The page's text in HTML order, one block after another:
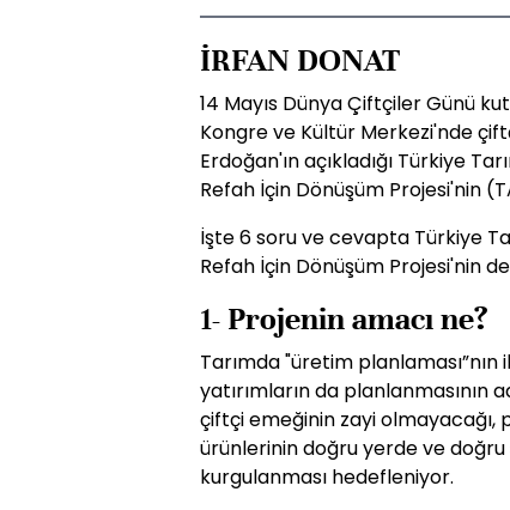
İRFAN DONAT
14 Mayıs Dünya Çiftçiler Günü
Kongre ve Kültür Merkezi'nde
Erdoğan'ın açıkladığı Türkiye
Refah İçin Dönüşüm Projesi'nin
İşte 6 soru ve cevapta Türkiye
Refah İçin Dönüşüm Projesi'nin
1- Projenin amacı ne?
Tarımda "üretim
yatırımların da planlanmasının
çiftçi emeğinin zayi olmayacağı,
ürünlerinin doğru yerde ve
kurgulanması hedefleniyor.